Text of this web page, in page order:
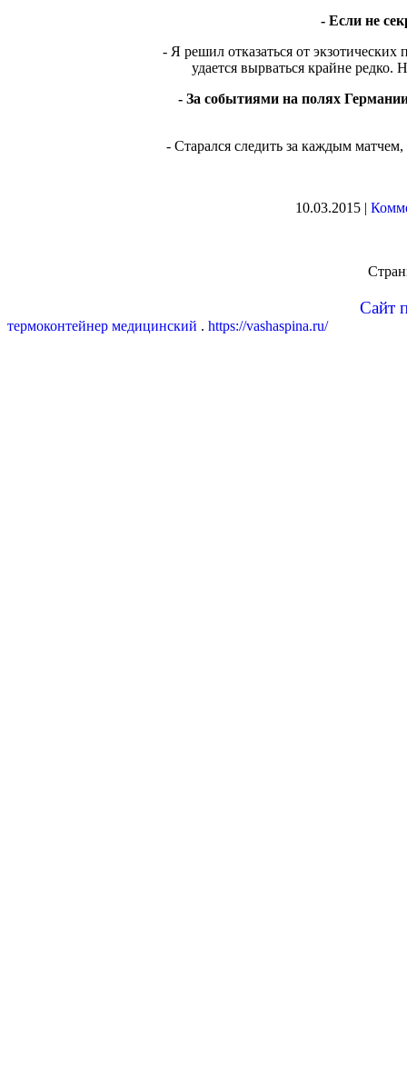
- Если не
- Я решил отказаться от экзотических
удается вырваться крайне
- За событиями на полях
- Старался следить за каждым
10.03.2015 |
Сайт
термоконтейнер медицинский . https://vashaspina.ru/